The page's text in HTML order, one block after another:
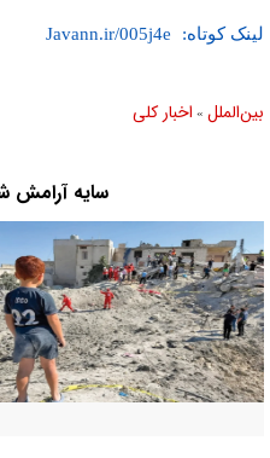
لینک کوتاه:
بين‌الملل » اخبار كلی
سایه آرامش